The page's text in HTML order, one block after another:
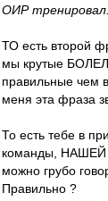
ОИР
ТО есть второй
мы крутые
правильные чем
меня эта фраза
То есть тебе в
команды, НАШЕЙ
можно грубо
Правильно ?